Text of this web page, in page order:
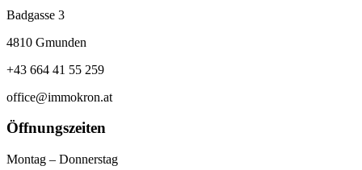
Badgasse 3
4810 Gmunden
+43 664 41 55 259
office@immokron.at
Öffnungszeiten
Montag – Donnerstag